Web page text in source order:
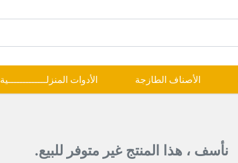
الأصناف الطازجة الأدوات المنزلـــــــــــــية
نأسف ، هذا المنتج غير متوفر للبيع.